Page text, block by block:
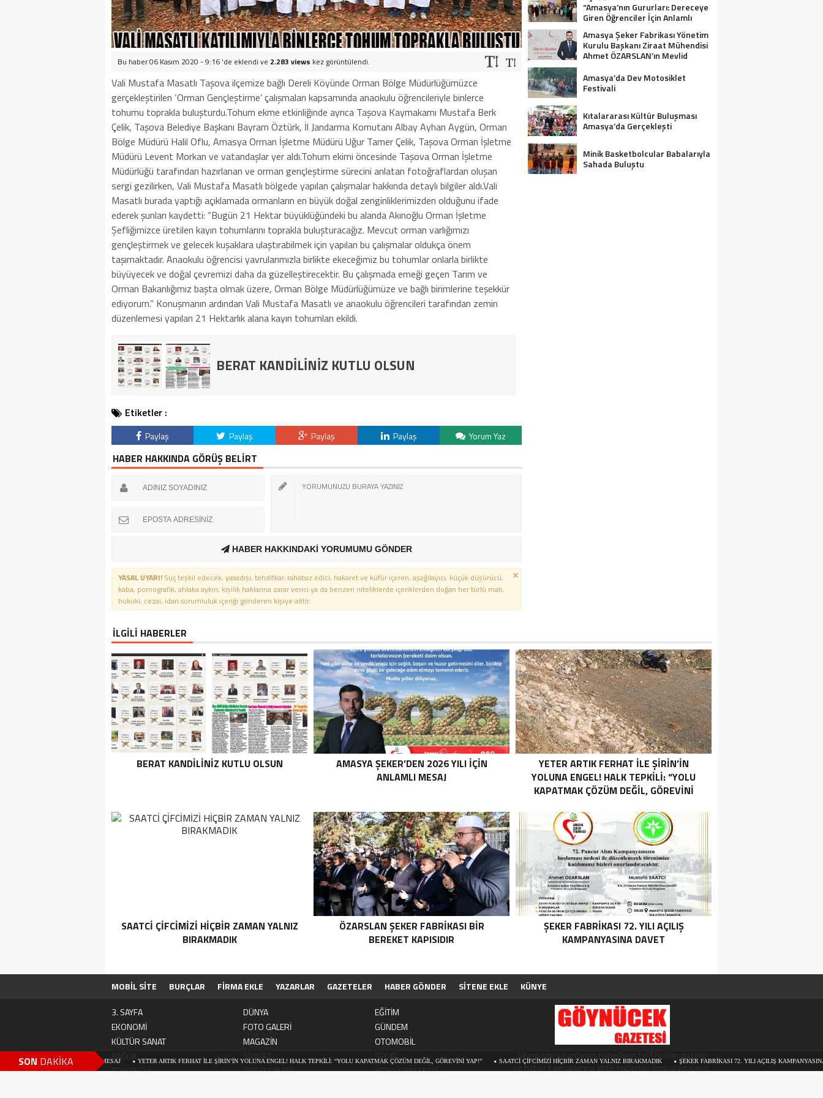
Bu haber 06 Kasım 2020 - 9:16 'de eklendi ve 2.283 views kez görüntülendi.
Vali Mustafa Masatlı Taşova ilçemize bağlı Dereli Köyünde Orman Bölge Müdürlüğümüzce
gerçekleştirilen ‘Orman Gençleştirme’ çalışmaları kapsamında anaokulu öğrencileriyle binlerce
tohumu toprakla buluşturdu.Tohum ekme etkinliğinde ayrıca Taşova Kaymakamı Mustafa Berk
Çelik, Taşova Belediye Başkanı Bayram Öztürk, İl Jandarma Komutanı Albay Ayhan Aygün, Orman
Bölge Müdürü Halil Oflu, Amasya Orman İşletme Müdürü Uğur Tamer Çelik, Taşova Orman İşletme
Müdürü Levent Morkan ve vatandaşlar yer aldı.Tohum ekimi öncesinde Taşova Orman İşletme
Müdürlüğü tarafından hazırlanan ve orman gençleştirme sürecini anlatan fotoğraflardan oluşan
sergi gezilirken, Vali Mustafa Masatlı bölgede yapılan çalışmalar hakkında detaylı bilgiler aldı.Vali
Masatlı burada yaptığı açıklamada ormanların en büyük doğal zenginliklerimizden olduğunu ifade
ederek şunları kaydetti: “Bugün 21 Hektar büyüklüğündeki bu alanda Akınoğlu Orman İşletme
Şefliğimizce üretilen kayın tohumlarını toprakla buluşturacağız. Mevcut orman varlığımızı
gençleştirmek ve gelecek kuşaklara ulaştırabilmek için yapılan bu çalışmalar oldukça önem
taşımaktadır. Anaokulu öğrencisi yavrularımızla birlikte ekeceğimiz bu tohumlar onlarla birlikte
büyüyecek ve doğal çevremizi daha da güzelleştirecektir. Bu çalışmada emeği geçen Tarım ve
Orman Bakanlığımız başta olmak üzere, Orman Bölge Müdürlüğümüze ve bağlı birimlerine teşekkür
ediyorum.” Konuşmanın ardından Vali Mustafa Masatlı ve anaokulu öğrencileri tarafından zemin
düzenlemesi yapılan 21 Hektarlık alana kayın tohumları ekildi.
BERAT KANDİLİNİZ KUTLU OLSUN
Etiketler :
Paylaş Paylaş Paylaş Paylaş Yorum Yaz
HABER HAKKINDA GÖRÜŞ BELİRT
HABER HAKKINDAKİ YORUMUMU GÖNDER
YASAL UYARI! Suç teşkil edecek, yasadışı, tehditkar, rahatsız edici, hakaret ve küfür içeren, aşağılayıcı, küçük düşürücü,
kaba, pornografik, ahlaka aykırı, kişilik haklarına zarar verici ya da benzeri niteliklerde içeriklerden doğan her türlü mali,
hukuki, cezai, idari sorumluluk içeriği gönderen kişiye aittir.
“Amasya’nın Gururları: Dereceye
Giren Öğrenciler İçin Anlamlı
Amasya Şeker Fabrikası Yönetim
Kurulu Başkanı Ziraat Mühendisi
Ahmet ÖZARSLAN’ın Mevlid
Amasya’da Dev Motosiklet
Festivali
Kıtalararası Kültür Buluşması
Amasya’da Gerçekleşti
Minik Basketbolcular Babalarıyla
Sahada Buluştu
İLGİLİ HABERLER
BERAT KANDİLİNİZ KUTLU OLSUN
AMASYA ŞEKER’DEN 2026 YILI İÇİN
ANLAMLI MESAJ
YETER ARTIK FERHAT İLE ŞİRİN’İN
YOLUNA ENGEL! HALK TEPKİLİ: “YOLU
KAPATMAK ÇÖZÜM DEĞİL, GÖREVİNİ
SAATCİ ÇİFCİMİZİ HİÇBİR ZAMAN YALNIZ
BIRAKMADIK
ÖZARSLAN ŞEKER FABRİKASI BİR
BEREKET KAPISIDIR
ŞEKER FABRİKASI 72. YILI AÇILIŞ
KAMPANYASINA DAVET
MOBİL SİTE BURÇLAR FİRMA EKLE YAZARLAR GAZETELER HABER GÖNDER SİTENE EKLE
KÜNYE
3. SAYFA
DÜNYA
EĞİTİM
EKONOMİ
FOTO GALERİ
GÜNDEM
KÜLTÜR SANAT
MAGAZİN
OTOMOBİL
SAĞLIK
SİYASET
SPOR
TEKNOLOJİ
VIDEO GALERİ YEREL HABERLER
Sitemizde yayınlanan haberlerin telif hakları gazete
ve haber kaynaklarına aittir, haberleri kopyalamayınız.
SON DAKİKA
YILI İÇİN ANLAMLI MESAJ YETER ARTIK FERHAT İLE ŞİRİN’İN YOLUNA ENGEL! HALK TEPKİLİ: “YOLU KAPATMAK ÇÖZÜM DEĞİL, GÖREVİNİ YAP!” SAATCİ ÇİFCİMİZİ HİÇBİR ZAMAN YALNIZ BIRAKMADIK ŞEKER FABRİKASI 72. YILI AÇILIŞ KAMPANYASINA DAVET